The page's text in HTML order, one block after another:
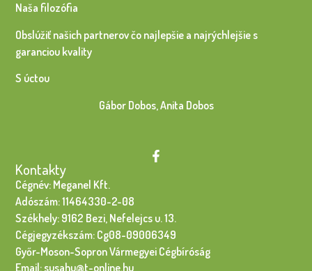
Naša filozófia
Obslúžiť našich partnerov čo najlepšie a najrýchlejšie s
garanciou kvality
S úctou
Gábor Dobos, Anita Dobos
Kontakty
Cégnév: Meganel Kft.
Adószám: 11464330-2-08
Székhely: 9162 Bezi, Nefelejcs u. 13.
Cégjegyzékszám: Cg08-09006349
Győr-Moson-Sopron Vármegyei Cégbíróság
Email: susahu@t-online.hu